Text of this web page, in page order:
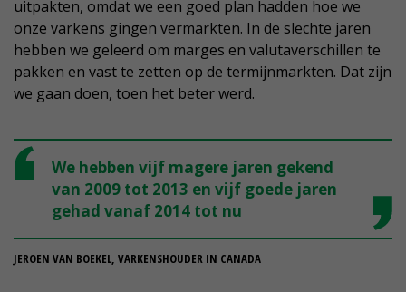
uitpakten, omdat we een goed plan hadden hoe we
onze varkens gingen vermarkten. In de slechte jaren
hebben we geleerd om marges en valutaverschillen te
pakken en vast te zetten op de termijnmarkten. Dat zijn
we gaan doen, toen het beter werd.
We hebben vijf magere jaren gekend
van 2009 tot 2013 en vijf goede jaren
gehad vanaf 2014 tot nu
JEROEN VAN BOEKEL, VARKENSHOUDER IN CANADA